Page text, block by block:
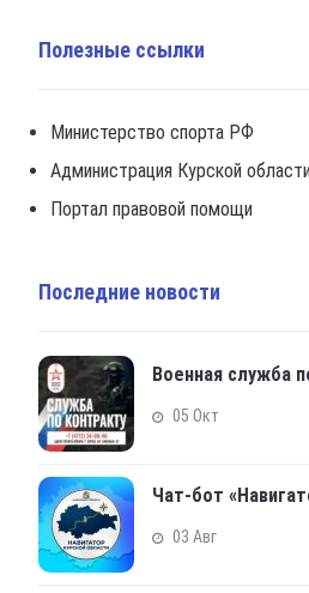
Полезные ссылки
Министерство спорта РФ
Администрация Курской области
Портал правовой помощи
Последние новости
Военная служба
05 Окт
Чат-бот
03 Авг